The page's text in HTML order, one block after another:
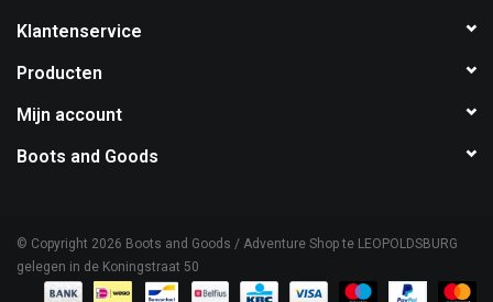
Boots and Goods Blog !
Klantenservice
Producten
Mijn account
Boots and Goods
© Copyright 2026 Boots and Goods / Adventure Shop te LEOPOLDSBURG
gelegen in de Koningstraat 50